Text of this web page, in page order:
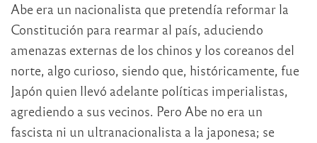
Abe era un nacionalista que pretendía reformar la
Constitución para rearmar al país, aduciendo
amenazas externas de los chinos y los coreanos del
norte, algo curioso, siendo que, históricamente, fue
Japón quien llevó adelante políticas imperialistas,
agrediendo a sus vecinos. Pero Abe no era un
fascista ni un ultranacionalista a la japonesa; se